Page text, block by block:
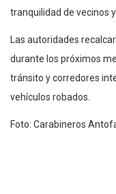
tranquilidad de vecinos
Las autoridades
durante los próximos
tránsito y corredores
vehículos robados.
Foto: Carabineros